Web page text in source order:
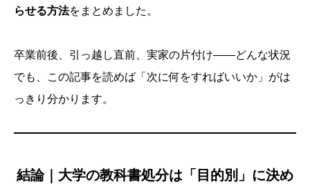
らせる方法をまとめました。
卒業前後、引っ越し直前、実家の片付け——どんな状況
でも、この記事を読めば「次に何をすればいいか」がは
っきり分かります。
結論｜大学の教科書処分は「目的別」に決め